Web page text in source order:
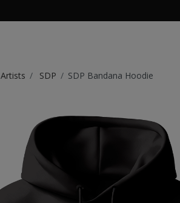
Artists SDP SDP Bandana Hoodie